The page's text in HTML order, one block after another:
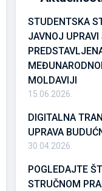
STUDENTSKA
JAVNOJ UPRAVI
MOLDAVIJI
15.06.2026.
DIGITALNA
UPRAVA
30.04.2026.
POGLEDAJTE
STRUČNOM